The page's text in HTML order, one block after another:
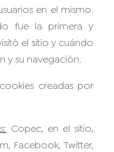
en el mismo.
fue la primera y
el sitio y cuándo
y su navegación.
creadas por
Copec, en el sitio,
Facebook, Twitter,